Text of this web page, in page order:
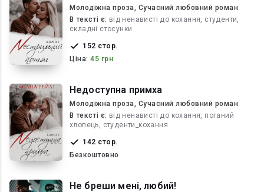
Молодіжна проза, Сучасний любовний роман
В текcті є: від ненависті до кохання, студенти,
складні стосунки
152 стор.
Ціна: 45 грн
Недоступна примха
Молодіжна проза, Сучасний любовний роман
В текcті є: від ненависті до кохання, поганий
хлопець, студенти_кохання
142 стор.
Безкоштовно
Не бреши мені, любий!